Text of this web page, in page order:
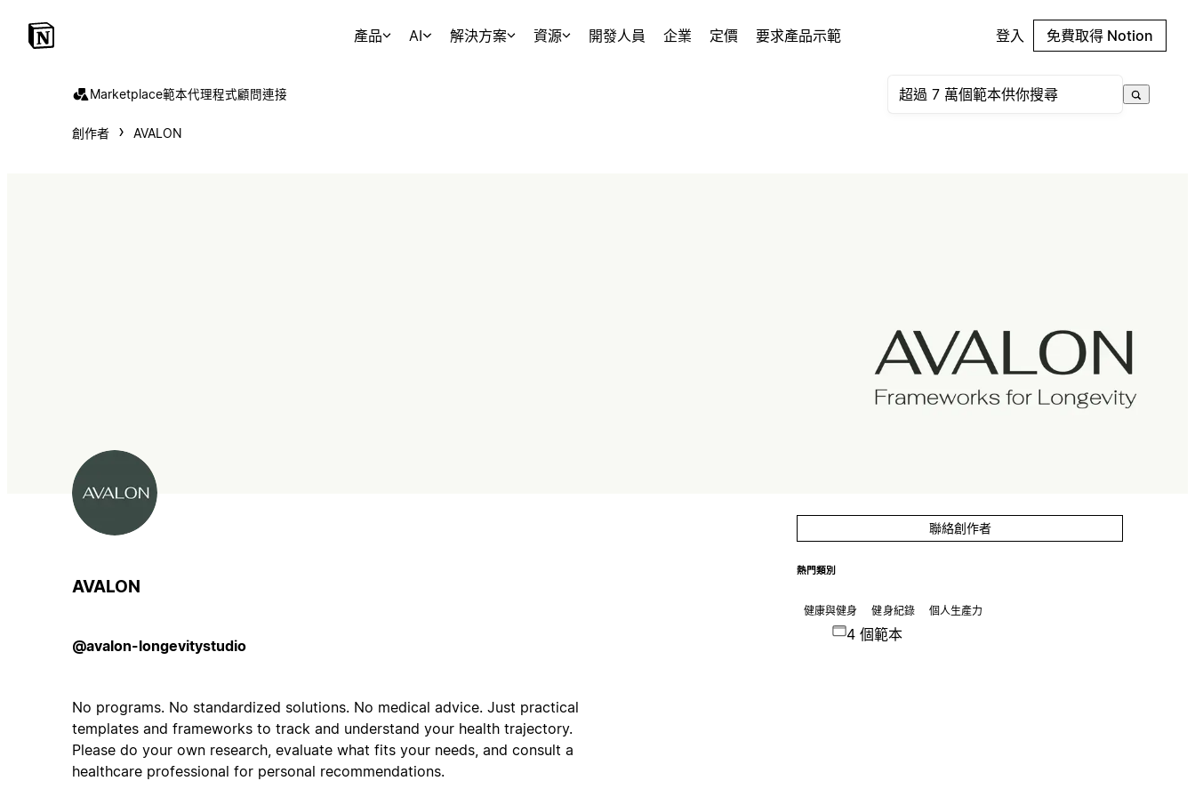
產品 AI 解決方案 資源 開發人員 企業 定價 要求產品示範 登入 免費取得 Notion
Marketplace範本代理程式顧問連接
創作者 AVALON
AVALON
@avalon-longevitystudio
No programs. No standardized solutions. No medical advice. Just practical
templates and frameworks to track and understand your health trajectory.
Please do your own research, evaluate what fits your needs, and consult a
healthcare professional for personal recommendations.
聯絡創作者
熱門類別
健康與健身 健身紀錄 個人生產力
4 個範本